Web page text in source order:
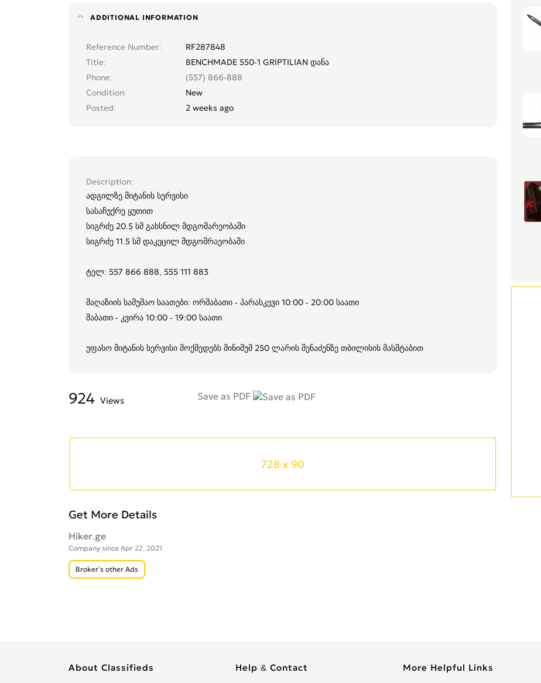
ADDITIONAL INFORMATION
Reference Number
RF287848
Title
BENCHMADE 550-1 GRIPTILIAN დანა
Phone
(557) 866-888
Condition
New
Posted
2 weeks ago
Description
ადგილზე მიტანის სერვისი
სასაჩუქრე ყუთით
სიგრძე 20.5 სმ გახსნილ მდგომარეობაში
სიგრძე 11.5 სმ დაკეცილ მდგომრაეობაში
ტელ: 557 866 888, 555 111 883
მაღაზიის სამუშაო საათები: ორშაბათი - პარასკევი 10:00 - 20:00 საათი
შაბათი - კვირა 10:00 - 19:00 საათი
უფასო მიტანის სერვისი მოქმედებს მინიმუმ 250 ლარის შენაძენზე თბილისის მასშტაბით
Save as PDF
924 Views
728 x 90
Get More Details
Hiker.ge
Company since Apr 22, 2021
Broker’s other Ads
About Classifieds Help & Contact More Helpful Links